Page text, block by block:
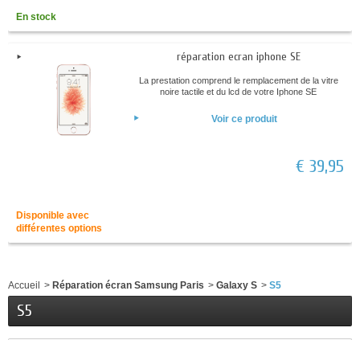
En stock
réparation ecran iphone SE
La prestation comprend le remplacement de la vitre
noire tactile et du lcd de votre Iphone SE
Voir ce produit
€ 39,95
Disponible avec
différentes options
Accueil > Réparation écran Samsung Paris > Galaxy S > S5
S5